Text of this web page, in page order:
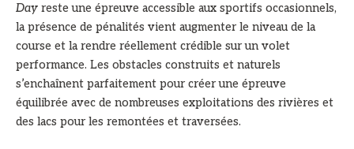
Day reste une épreuve accessible aux sportifs occasionnels,
la présence de pénalités vient augmenter le niveau de la
course et la rendre réellement crédible sur un volet
performance. Les obstacles construits et naturels
s’enchaînent parfaitement pour créer une épreuve
équilibrée avec de nombreuses exploitations des rivières et
des lacs pour les remontées et traversées.